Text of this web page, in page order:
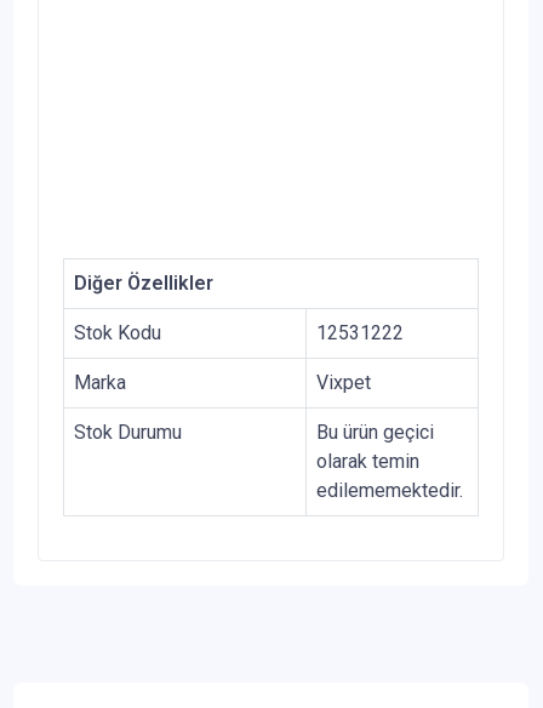
Diğer Özellikler
Stok Kodu 12531222
Marka Vixpet
Stok Durumu
Bu ürün geçici
olarak temin
edilememektedir.